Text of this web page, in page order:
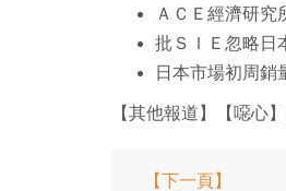
ＡＣＥ經濟研究
批ＳＩＥ忽略日
日本市場初周銷
【其他報道】【噁心
【下一頁】